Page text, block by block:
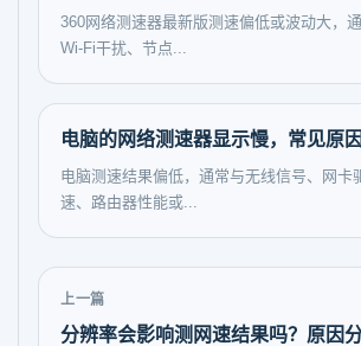
360网络测速器最新版测速偏低或波动大，通
Wi-Fi干扰、节点...
电脑的网络测速器显示慢，常见原
电脑测速结果偏低，通常与无线信号、网卡
速、路由器性能或...
上一篇
分辨率会影响测网速结果吗？原因